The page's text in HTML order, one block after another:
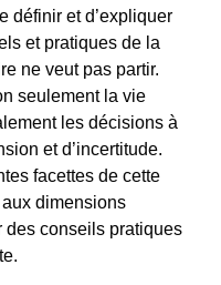
définir et d’expliquer
et pratiques de la
ne veut pas partir.
seulement la vie
les décisions à
et d’incertitude.
facettes de cette
dimensions
des conseils pratiques